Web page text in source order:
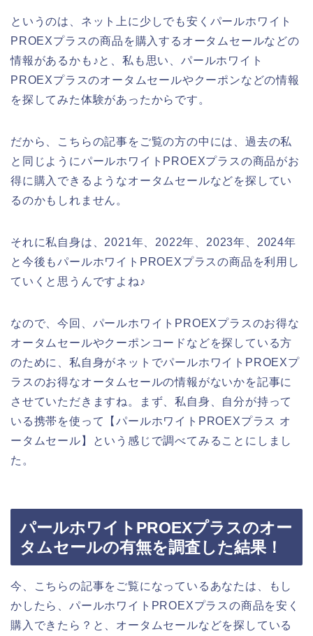
というのは、ネット上に少しでも安くパールホワイト
PROEXプラスの商品を購入するオータムセールなどの
情報があるかも♪と、私も思い、パールホワイト
PROEXプラスのオータムセールやクーポンなどの情報
を探してみた体験があったからです。
だから、こちらの記事をご覧の方の中には、過去の私
と同じようにパールホワイトPROEXプラスの商品がお
得に購入できるようなオータムセールなどを探してい
るのかもしれません。
それに私自身は、2021年、2022年、2023年、2024年
と今後もパールホワイトPROEXプラスの商品を利用し
ていくと思うんですよね♪
なので、今回、パールホワイトPROEXプラスのお得な
オータムセールやクーポンコードなどを探している方
のために、私自身がネットでパールホワイトPROEXプ
ラスのお得なオータムセールの情報がないかを記事に
させていただきますね。まず、私自身、自分が持って
いる携帯を使って【パールホワイトPROEXプラス オ
ータムセール】という感じで調べてみることにしまし
た。
パールホワイトPROEXプラスのオー
タムセールの有無を調査した結果！
今、こちらの記事をご覧になっているあなたは、もし
かしたら、パールホワイトPROEXプラスの商品を安く
購入できたら？と、オータムセールなどを探している